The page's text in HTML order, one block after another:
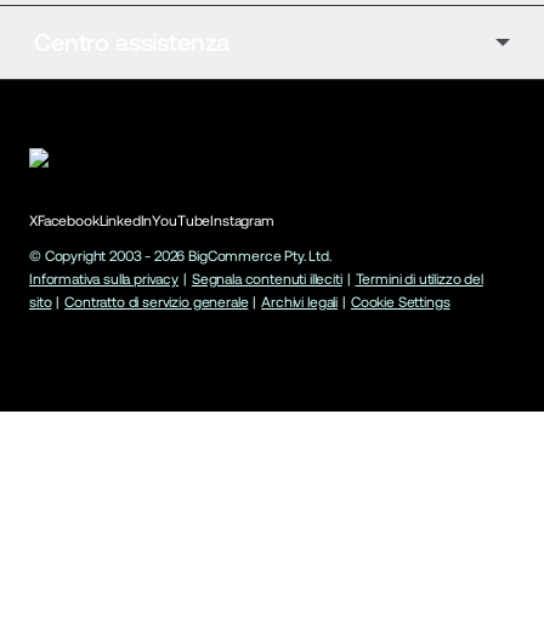
XFacebookLinkedInYouTubeInstagram
© Copyright 2003 - 2026 BigCommerce Pty. Ltd.
Informativa sulla privacy | Segnala contenuti illeciti | Termini di utilizzo del
sito | Contratto di servizio generale | Archivi legali | Cookie Settings